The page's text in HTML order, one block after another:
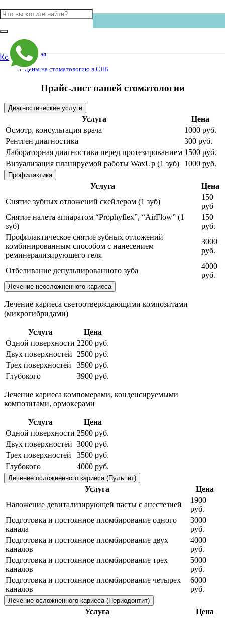
КонтактыГлавная
Цены на стоматологию в СПБ
Прайс-лист нашей стоматологии
Диагностические услуги
Услуга
Цена
Осмотр, консультация врача
1000 руб.
Рентген диагностика
300 руб.
Лабораторная диагностика перед протезированием 1500 руб.
Визуализация планируемой работы WaxUp (1 зуб)
1000 руб.
Профилактика
Услуга
Цена
Снятие зубных отложений скейлером (1 зуб)
150
руб
Снятие налета аппаратом “Prophyflex”, “AirFlow” (1
зуб)
150
руб.
Профилактическое снятие зубных отложений
комбинированным способом с нанесением
реминерализирующего геля
3000
руб.
Отбеливание депульпированного зуба
4000
руб.
Лечение неосложненного кариеса
Лечение кариеса светоотверждающими композитами
(микрогибридами)
Услуга
Цена
Одной поверхности 2200 руб.
Двух поверхностей
2500 руб.
Трех поверхностей
3500 руб.
Глубокого
3900 руб.
Лечение кариеса компомерами, конденсируемыми
композитами, ормокерами
Услуга
Цена
Одной поверхности 2500 руб.
Двух поверхностей 3000 руб.
Трех поверхностей
3500 руб.
Глубокого
4000 руб.
Лечение осложненного кариеса (Пульпит)
Услуга
Цена
Наложение девитализирующей пасты с анестезией
1900
руб.
Подготовка и постоянное пломбирование одного
канала
3000
руб.
Подготовка и постоянное пломбирование двух
каналов
4000
руб.
Подготовка и постоянное пломбирование трех
каналов
5000
руб.
Подготовка и постоянное пломбирование четырех
каналов
6000
руб.
Лечение осложненного кариеса (Периодонтит)
Услуга
Цена